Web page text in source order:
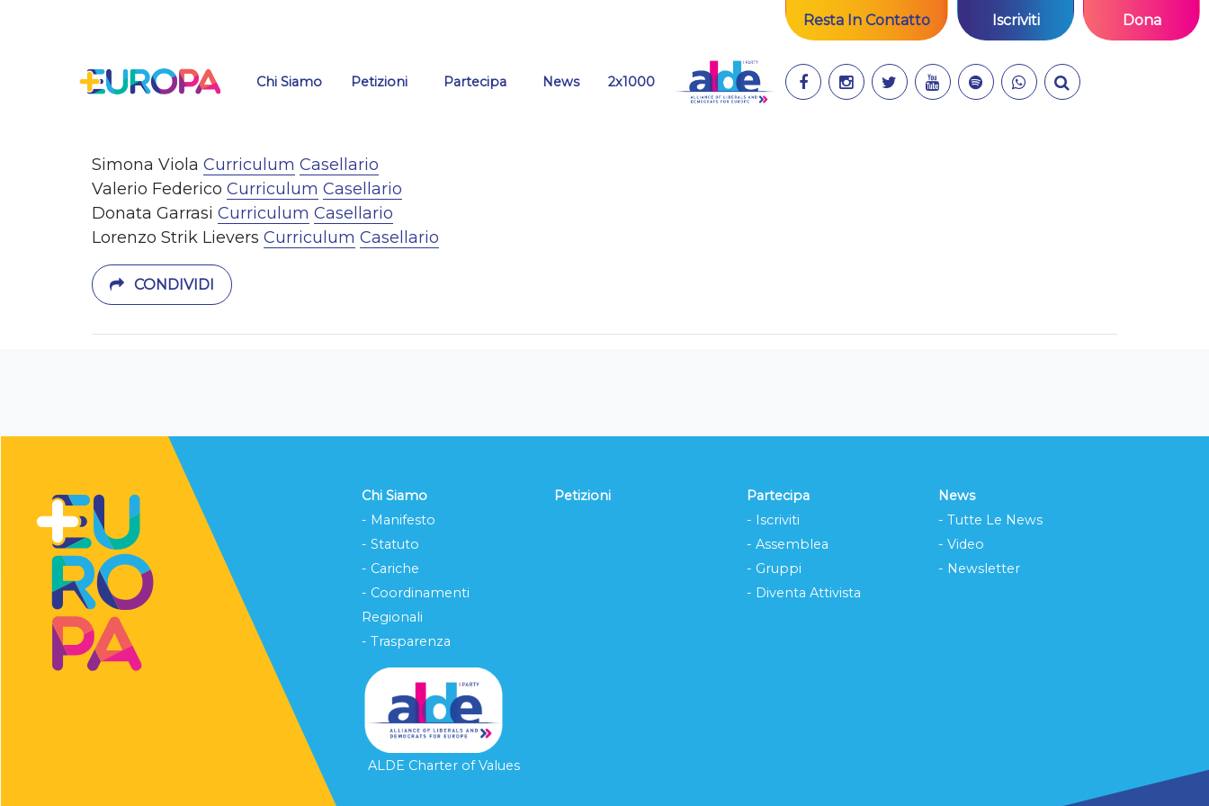
Resta In Contatto Iscriviti Dona
Chi Siamo Petizioni Partecipa News 2x1000
Simona Viola Curriculum Casellario
Valerio Federico Curriculum Casellario
Donata Garrasi Curriculum Casellario
Lorenzo Strik Lievers Curriculum Casellario
CONDIVIDI
Chi Siamo
- Manifesto
- Statuto
- Cariche
- Coordinamenti
Regionali
- Trasparenza
ALDE Charter of Values
Petizioni
Partecipa
- Iscriviti
- Assemblea
- Gruppi
- Diventa Attivista
News
- Tutte Le News
- Video
- Newsletter